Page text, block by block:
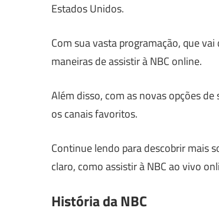
Estados Unidos.
Com sua vasta programação, que
maneiras de assistir à NBC online.
Além disso, com as novas opções
os canais favoritos.
Continue lendo para descobrir mais
claro, como assistir à NBC ao vivo
História da NBC